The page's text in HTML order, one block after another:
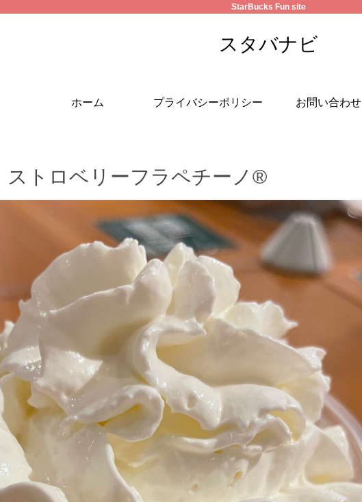
StarBucks Fun site
スタバナビ
ホーム プライバシーポリシー お問い合わせ
ストロベリーフラペチーノ®️